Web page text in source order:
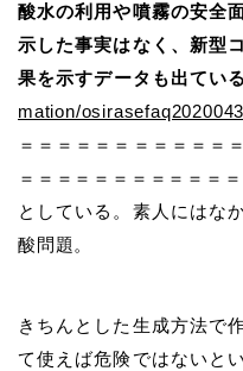
酸水の利用や噴霧の安全
示した事実はなく、新型
果を示すデータも出ている
mation/
＝＝＝＝＝＝＝＝＝＝＝
＝＝＝＝＝＝＝＝＝＝＝＝
としている。素人にはな
酸問題。
きちんとした生成方法で
て使えば危険ではないと